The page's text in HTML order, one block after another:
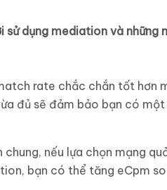
dụng mediation và những
rate chắc chắn tốt hơn
đủ sẽ đảm bảo bạn có
nếu lựa chọn mạng
bạn có thể tăng eCpm